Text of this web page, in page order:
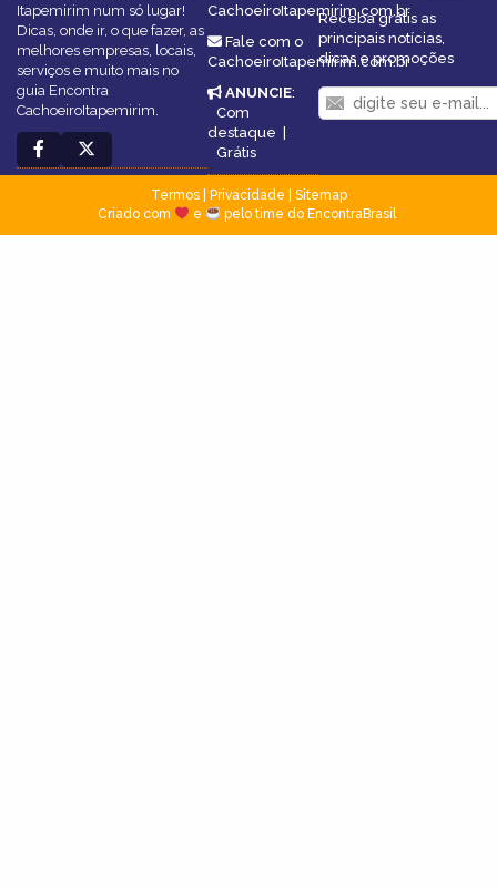
Itapemirim num só lugar!
Dicas, onde ir, o que fazer, as
melhores empresas, locais,
serviços e muito mais no
guia Encontra
CachoeiroItapemirim.
CachoeiroItapemirim.com.br
Fale com o
CachoeiroItapemirim.com.br
ANUNCIE:
Com
destaque |
Grátis
Receba grátis as
principais notícias,
dicas e promoções
Termos| Privacidade
Sitemap
Criado com
e pelo time do EncontraBrasil